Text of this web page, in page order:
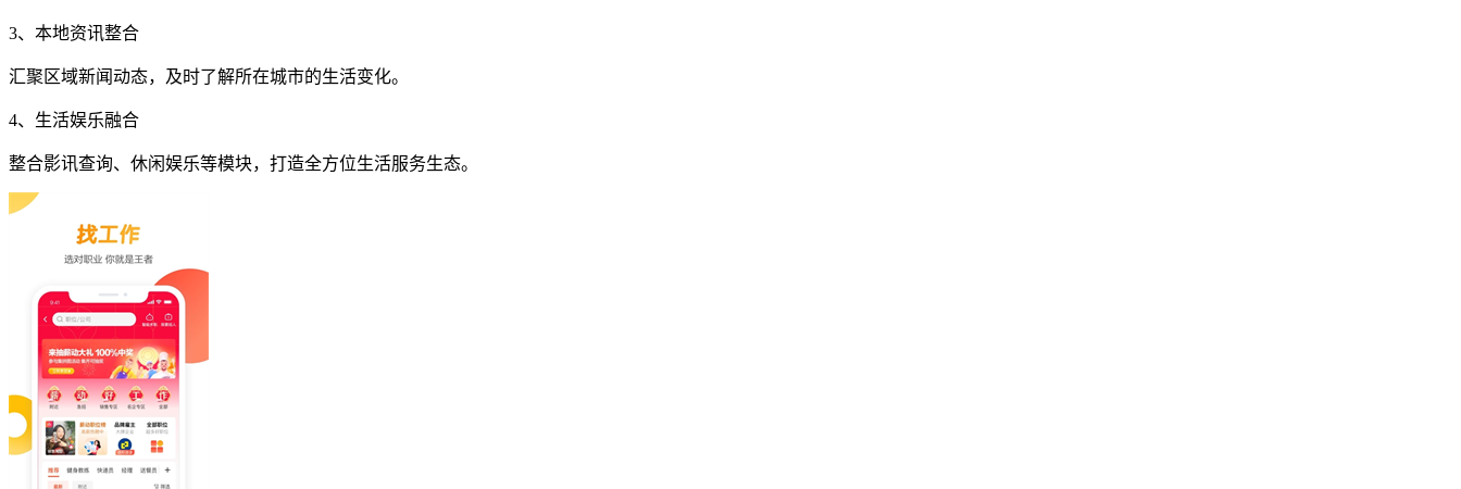
3、本地资讯整合
汇聚区域新闻动态，及时了解所在城市的生活变化。
4、生活娱乐融合
整合影讯查询、休闲娱乐等模块，打造全方位生活服务生态。